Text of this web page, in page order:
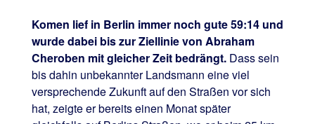
Komen lief in Berlin immer noch gute 59:14 und
wurde dabei bis zur Ziellinie von Abraham
Cheroben mit gleicher Zeit bedrängt. Dass sein
bis dahin unbekannter Landsmann eine viel
versprechende Zukunft auf den Straßen vor sich
hat, zeigte er bereits einen Monat später